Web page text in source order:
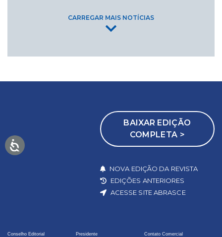
CARREGAR MAIS NOTÍCIAS
BAIXAR EDIÇÃO
COMPLETA >
NOVA EDIÇÃO DA REVISTA
EDIÇÕES ANTERIORES
ACESSE SITE ABRASCE
Conselho Editorial
Presidente
Contato Comercial